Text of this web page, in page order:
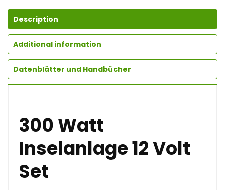
A
G
E
1
2
V
L
T
Description
Additional information
Datenblätter und Handbücher
300 Watt
Inselanlage 12 Volt
Set